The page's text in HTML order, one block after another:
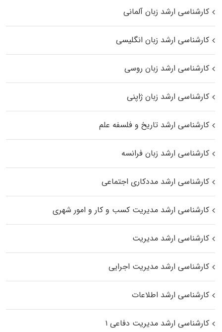
کارشناسی ارشد زبان آلمانی
کارشناسی ارشد زبان انگلیسی
کارشناسی ارشد زبان روسی
کارشناسی ارشد زبان ژاپنی
کارشناسی ارشد تاریخ و فلسفه علم
کارشناسی ارشد زبان فرانسه
کارشناسی ارشد مددکاری اجتماعی
کارشناسی ارشد مدیریت کسب و کار و امور شهری
کارشناسی ارشد مدیریت
کارشناسی ارشد مدیریت اجرایی
کارشناسی ارشد اطلاعات
کارشناسی ارشد مدیریت دفاعی ۱